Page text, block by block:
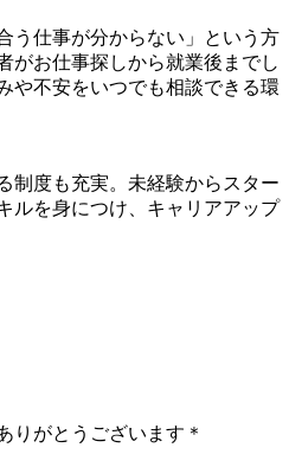
う仕事が分からない」という方
がお仕事探しから就業後までし
や不安をいつでも相談できる環
制度も充実。未経験からスター
ルを身につけ、キャリアアップ
りがとうございます＊